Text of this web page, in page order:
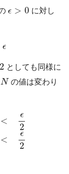
ϵ > 0
>0
に対し
ϵ
2 としても同様に
N
N の値は変わり
<
ϵ
2
<
ϵ
2
2